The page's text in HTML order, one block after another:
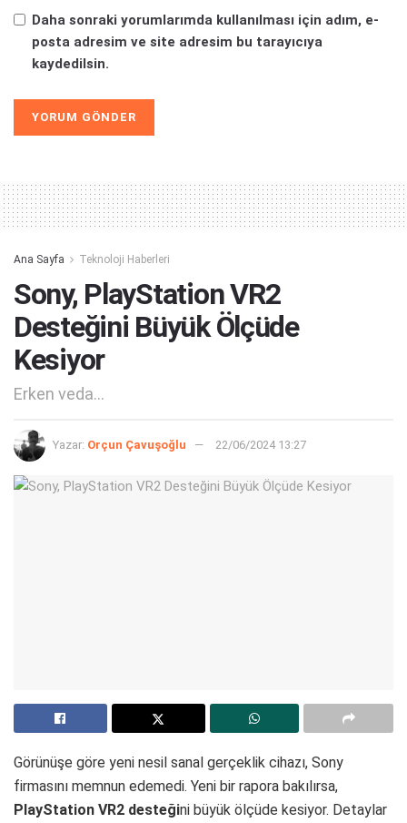
Daha sonraki yorumlarımda kullanılması için adım, e-
posta adresim ve site adresim bu tarayıcıya
kaydedilsin.
Ana Sayfa Teknoloji Haberleri
Sony, PlayStation VR2
Desteğini Büyük Ölçüde
Kesiyor
Erken veda...
Yazar: Orçun Çavuşoğlu 22/06/2024 13:27
Görünüşe göre yeni nesil sanal gerçeklik cihazı, Sony
firmasını memnun edemedi. Yeni bir rapora bakılırsa,
PlayStation VR2 desteğini büyük ölçüde kesiyor. Detaylar